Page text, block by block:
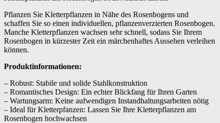
Pflanzen Sie Kletterpflanzen in Nähe des Rosenbogens und
schaffen Sie so einen individuellen, pflanzenverzierten Rosenbogen.
Manche Kletterpflanzen wachsen sehr schnell, sodass Sie Ihrem
Rosenbogen in kürzester Zeit ein märchenhaftes Aussehen verleihen
können.
Produktinformationen:
– Robust: Stabile und solide Stahlkonstruktion
– Romantisches Design: Ein echter Blickfang für Ihren Garten
– Wartungsarm: Keine aufwendigen Instandhaltungsarbeiten nötig
– Ideal für Kletterpfanzen: Lassen Sie Ihre Kletterpflanzen am
Rosenbogen hochwachsen